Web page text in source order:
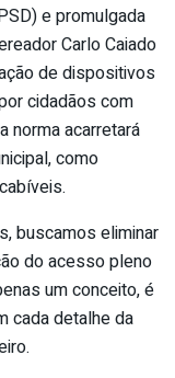
e promulgada
Carlo Caiado
de dispositivos
cidadãos com
norma acarretará
como
buscamos eliminar
do acesso pleno
um conceito, é
cada detalhe da